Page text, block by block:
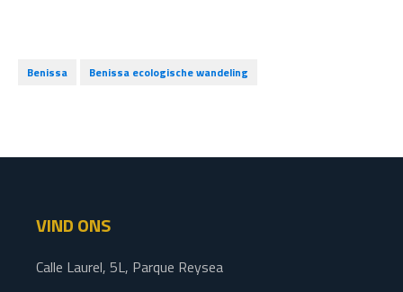
Benissa Benissa ecologische wandeling
VIND ONS
Calle Laurel, 5L, Parque Reysea